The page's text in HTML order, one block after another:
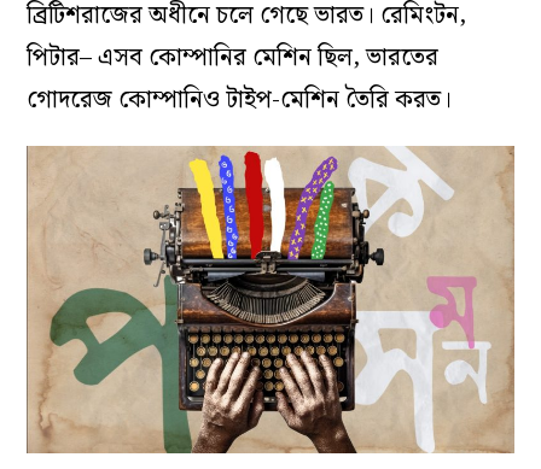
ব্রিটিশরাজের অধীনে চলে গেছে ভারত। রেমিংটন,
পিটার– এসব কোম্পানির মেশিন ছিল, ভারতের
গোদরেজ কোম্পানিও টাইপ-মেশিন তৈরি করত।